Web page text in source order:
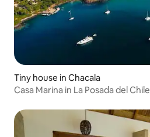
Tiny house in Chacala
Casa Marina in La Posada del Chile